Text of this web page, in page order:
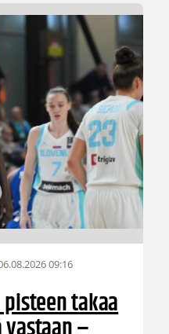
09:16
takaa